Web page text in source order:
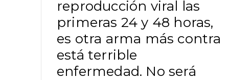
reproducción viral las
primeras 24 y 48 horas,
es otra arma más contra
está terrible
enfermedad. No será